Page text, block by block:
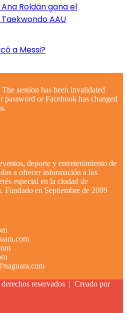
Roldán gana el
AAU
a Messi?
session has been invalidated
password or Facebook has changed
deporte y entretenimiento de
a ofrecer información a los
especial en la ciudad de
Fundado en Septiembre de 2009
reservados | Creado por